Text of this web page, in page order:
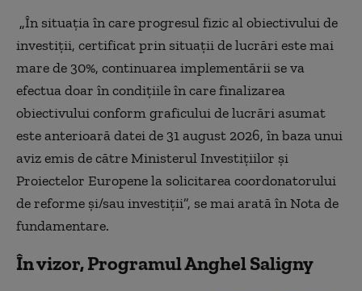
„În situaţia în care progresul fizic al obiectivului de
investiţii, certificat prin situaţii de lucrări este mai
mare de 30%, continuarea implementării se va
efectua doar în condiţiile în care finalizarea
obiectivului conform graficului de lucrări asumat
este anterioară datei de 31 august 2026, în baza unui
aviz emis de către Ministerul Investiţiilor şi
Proiectelor Europene la solicitarea coordonatorului
de reforme şi/sau investiţii”, se mai arată în Nota de
fundamentare.
În vizor, Programul Anghel Saligny